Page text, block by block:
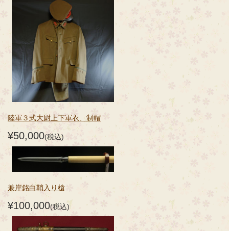
陸軍３式大尉上下軍衣、制帽
¥50,000(税込)
兼岸銘白鞘入り槍
¥100,000(税込)